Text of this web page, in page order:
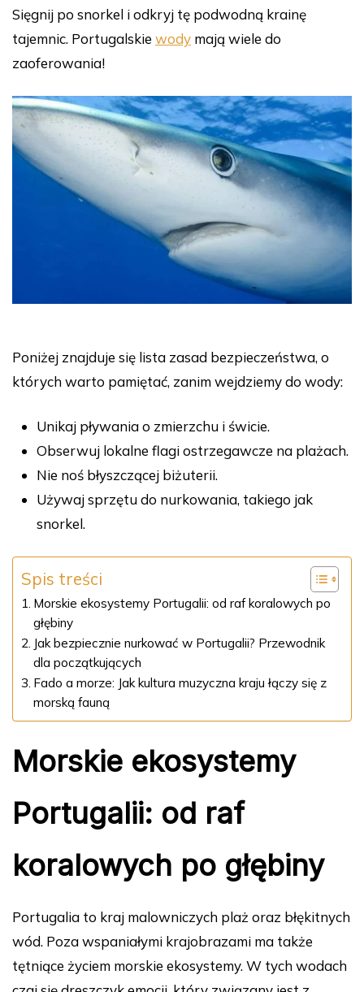
Sięgnij po snorkel i odkryj tę podwodną krainę
tajemnic. Portugalskie wody mają wiele do
zaoferowania!
Poniżej znajduje się lista zasad bezpieczeństwa, o
których warto pamiętać, zanim wejdziemy do wody:
Unikaj pływania o zmierzchu i świcie.
Obserwuj lokalne flagi ostrzegawcze na plażach.
Nie noś błyszczącej biżuterii.
Używaj sprzętu do nurkowania, takiego jak
snorkel.
Spis treści
Morskie ekosystemy Portugalii: od raf koralowych po
głębiny
Jak bezpiecznie nurkować w Portugalii? Przewodnik
dla początkujących
Fado a morze: Jak kultura muzyczna kraju łączy się z
morską fauną
Morskie ekosystemy
Portugalii: od raf
koralowych po głębiny
Portugalia to kraj malowniczych plaż oraz błękitnych
wód. Poza wspaniałymi krajobrazami ma także
tętniące życiem morskie ekosystemy. W tych wodach